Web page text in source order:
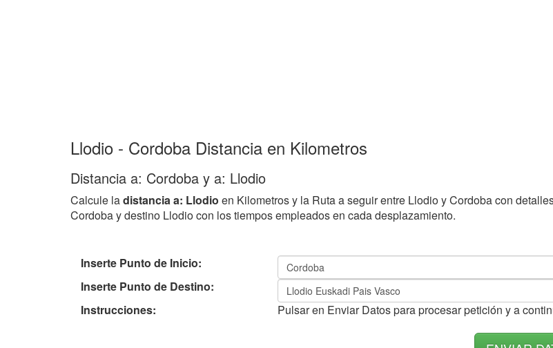
Llodio - Cordoba Distancia en Kilometros
Distancia a: Cordoba y a: Llodio
Calcule ladistancia a: Llodio en Kilometros y la Ruta a seguir entre Llodio y Cordoba con
Cordoba y destino Llodio con los tiempos empleados en cada desplazamiento.
Inserte Punto de Inicio:
Inserte Punto de Destino:
Instrucciones:
Pulsar en Enviar Datos para procesar petición y a